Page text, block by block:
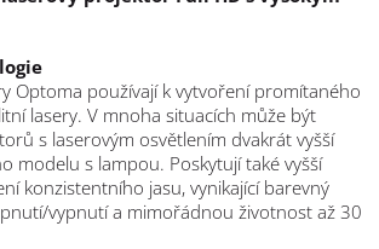
Optoma používají k vytvoření promítaného
lasery. V mnoha situacích může být
s laserovým osvětlením dvakrát vyšší
modelu s lampou. Poskytují také vyšší
konzistentního jasu, vynikající barevný
vypnutí a mimořádnou životnost až 30